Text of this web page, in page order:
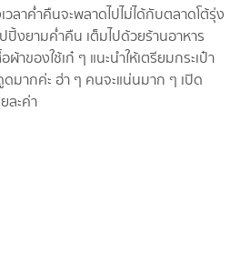
วลาค่ำคืนจะพลาดไปไม่ได้กับตลาดโต้รุ่ง
งยามค่ำคืน เต็มไปด้วยร้านอาหาร
าของใช้เก๋ ๆ แนะนำให้เตรียมกระเป๋า
มากค่ะ ฮ่า ๆ คนจะแน่นมาก ๆ เปิด
ละค่า